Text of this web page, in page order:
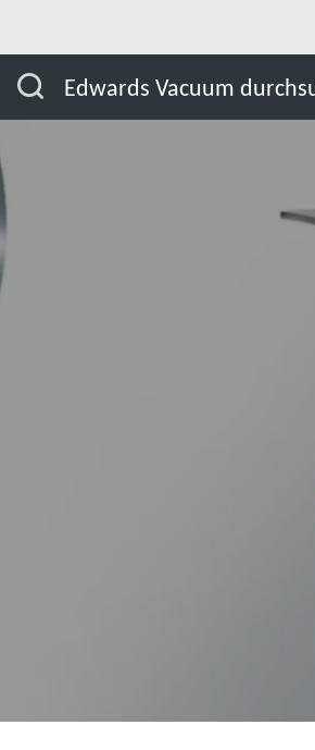
Edwards Vacuum